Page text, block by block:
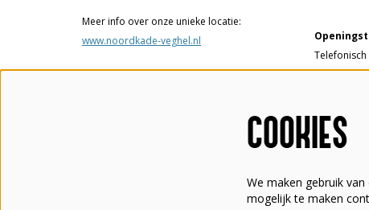
Meer info over onze unieke locatie:
www.noordkade-veghel.nl
17.00 uur.
tot 17.00
een
Tel:0413 -
COOKIES
We maken gebruik
mogelijk te maken